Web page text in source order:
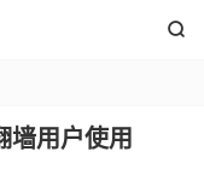

用户使用